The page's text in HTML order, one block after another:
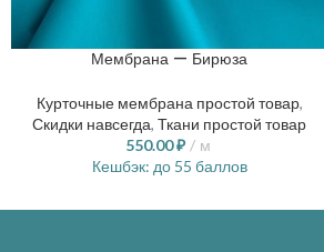
Мембрана — Бирюза
Курточные мембрана простой товар,
Скидки навсегда,Ткани простой товар
550.00₽
м
Кешбэк: до 55 баллов